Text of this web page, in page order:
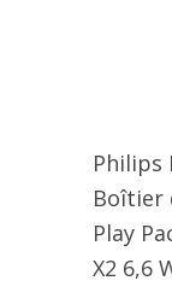
Philips
Boîtier
Play
X2 6,6